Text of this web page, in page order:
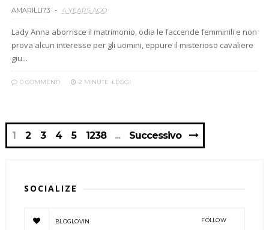
AMARILLI73 4 YEARS AGO
Lady Anna aborrisce il matrimonio, odia le faccende femminili e non
prova alcun interesse per gli uomini, eppure il misterioso cavaliere
giu...
0 COMMENTI 2 MINUTE LEGGI
1 2 3 4 5 1238 Successivo
SOCIALIZE
BLOGLOVIN FOLLOW